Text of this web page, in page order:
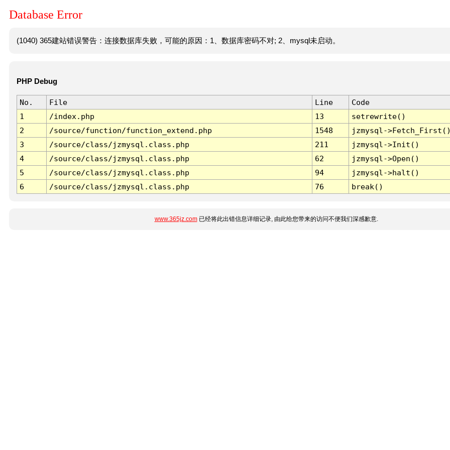
Database Error
(1040) 365建站错误警告：连接数据库失败，可能的原因：1、数据库密码不对; 2、mysql未启动。
PHP Debug
No. File Line
Code
1
/index.php 13
setrewrite()
2
/source/function/function_extend.php 1548
jzmysql-
3
/source/class/jzmysql.class.php 211
jzmysql->Init()
4
/source/class/jzmysql.class.php 62
jzmysql->Open()
5
/source/class/jzmysql.class.php 94
jzmysql->halt()
6
/source/class/jzmysql.class.php 76 break()
www.365jz.com已经将此出错信息详细记录, 由此给您带来的访问不便我们深感歉意.